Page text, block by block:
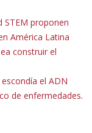
STEM proponen
América Latina
construir el
el ADN
de enfermedades.